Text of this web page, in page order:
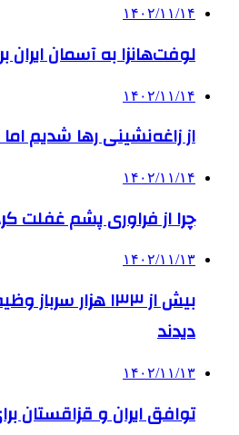
۱۴۰۲/۱۱/۱۴
لوفت‌هانزا به آسمان ایران
۱۴۰۲/۱۱/۱۴
از زاغه‌نشینی رها شدیم
۱۴۰۲/۱۱/۱۴
چرا از فراوری پشم غفلت
۱۴۰۲/۱۱/۱۳
بیش از ۱۳۳ هزار
دیدند
۱۴۰۲/۱۱/۱۳